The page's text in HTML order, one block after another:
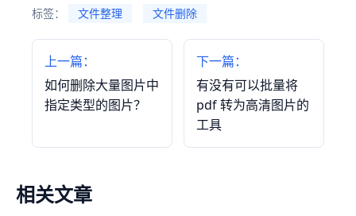
标签： 文件整理 文件删除
上一篇：
如何删除大量图片中
指定类型的图片？
下一篇：
有没有可以批量将
pdf 转为高清图片的
工具
相关文章